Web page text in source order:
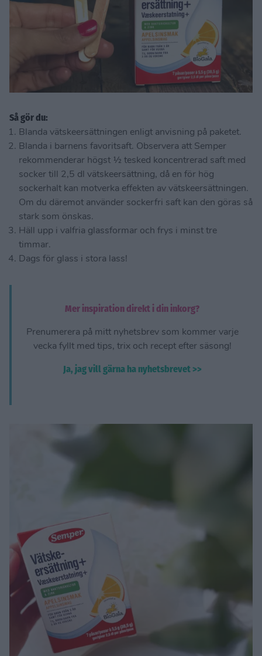
Så gör du:
Blanda vätskeersättningen enligt anvisning på paketet.
Blanda i barnens favoritsaft. Observera att Semper
rekommenderar högst ½ tesked koncentrerad saft med
socker till 2,5 dl vätskeersättning, då en för hög
sockerhalt kan motverka effekten av vätskeersättningen.
Om du däremot använder sockerfri saft kan den göras så
stark som önskas.
Häll upp i valfria glassformar och frys i minst tre
timmar.
Dags för glass i stora lass!
Mer inspiration direkt i din inkorg?
Prenumerera på mitt nyhetsbrev som kommer varje
vecka fyllt med tips, trix och recept efter säsong!
Ja, jag vill gärna ha nyhetsbrevet >>